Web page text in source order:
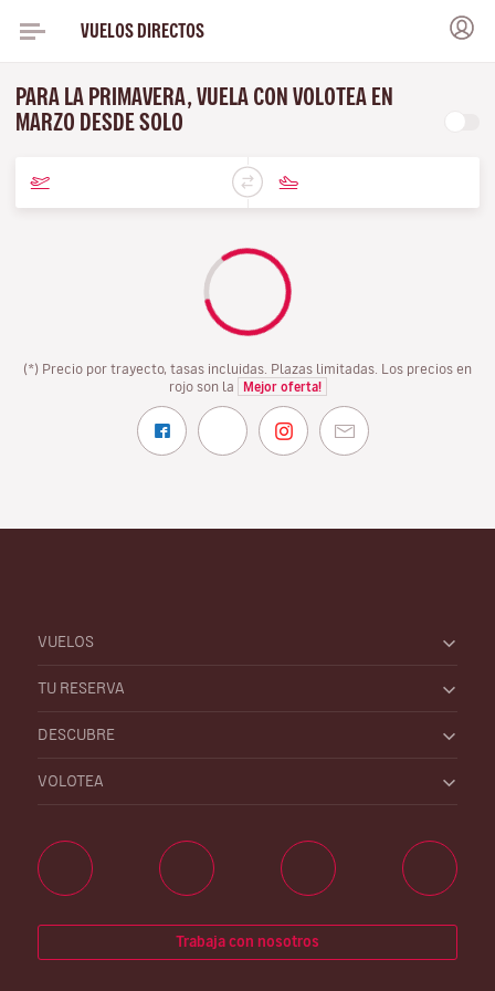
VUELOS DIRECTOS
PARA LA PRIMAVERA, VUELA CON VOLOTEA EN
MARZO DESDE SOLO
(*) Precio por trayecto, tasas incluidas. Plazas limitadas. Los precios en
rojo son la
Mejor oferta!
VUELOS
TU RESERVA
DESCUBRE
VOLOTEA
Trabaja con nosotros